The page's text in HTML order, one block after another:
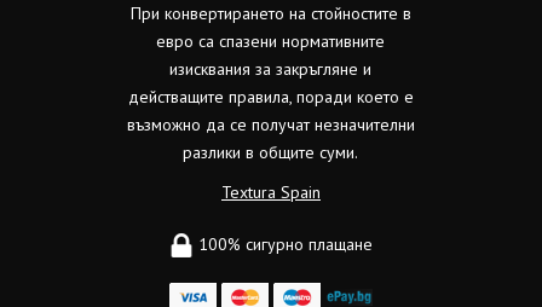
При конвертирането на стойностите в
евро са спазени нормативните
изисквания за закръгляне и
действащите правила, поради което е
възможно да се получат незначителни
разлики в общите суми.
Textura Spain
100% сигурно плащане